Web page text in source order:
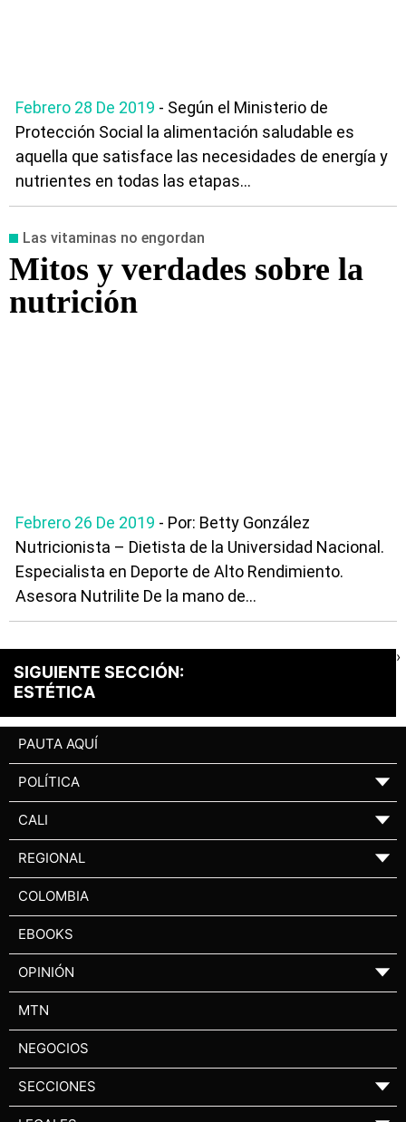
Febrero 28 De 2019 - Según el Ministerio de
Protección Social la alimentación saludable es
aquella que satisface las necesidades de energía y
nutrientes en todas las etapas...
Las vitaminas no engordan
Mitos y verdades sobre la
nutrición
Febrero 26 De 2019 - Por: Betty González
Nutricionista – Dietista de la Universidad Nacional.
Especialista en Deporte de Alto Rendimiento.
Asesora Nutrilite De la mano de...
SIGUIENTE SECCIÓN:
ESTÉTICA
›
PAUTA AQUÍ
POLÍTICA ▼
CALI ▼
REGIONAL ▼
COLOMBIA
EBOOKS
OPINIÓN ▼
MTN
NEGOCIOS
SECCIONES ▼